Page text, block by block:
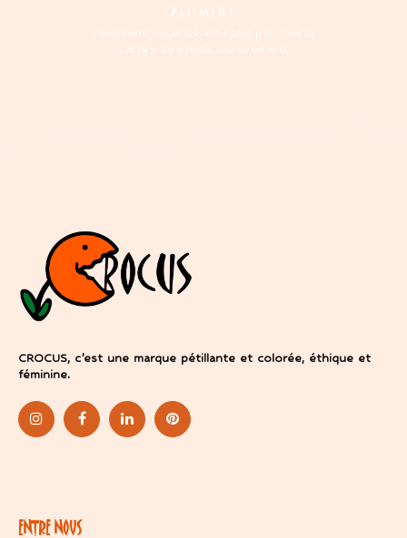
PAIEMENT
Paiement sécurisé en ligne par Twint,
cartes de crédit ou virement
CROCUS, c’est une marque pétillante et colorée, éthique et
féminine.
ENTRE NOUS